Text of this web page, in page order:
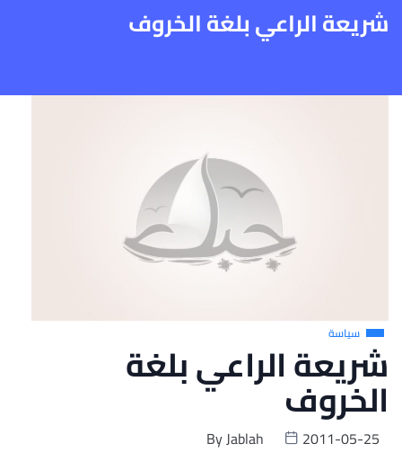
شريعة الراعي بلغة الخروف
سياسة
شريعة الراعي بلغة
الخروف
ByJablah
2011-05-25